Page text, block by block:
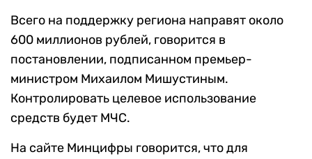
Всего на поддержку региона направят около
600 миллионов рублей, говорится в
постановлении, подписанном премьер-
министром Михаилом Мишустиным.
Контролировать целевое использование
средств будет МЧС.
На сайте Минцифры говорится, что для